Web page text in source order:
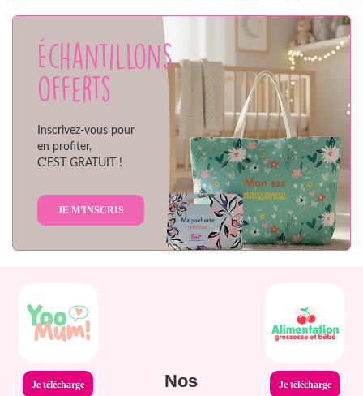
Échantillons
offerts
Inscrivez-vous pour
en profiter,
C'EST GRATUIT !
JE M'INSCRIS
Je télécharge
Nos
Je télécharge